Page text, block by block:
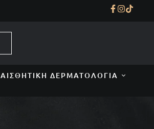
ΑΙΣΘΗΤΙΚΉ ΔΕΡΜΑΤΟΛΟΓΊΑ